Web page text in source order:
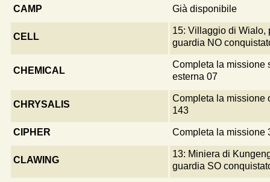
CAMP Già disponibile
CELL
15: Villaggio di Wialo,
guardia NO
CHEMICAL
Completa la missione
esterna 07
CHRYSALIS
Completa la missione
143
CIPHER Completa la missione
CLAWING
13: Miniera di
guardia SO